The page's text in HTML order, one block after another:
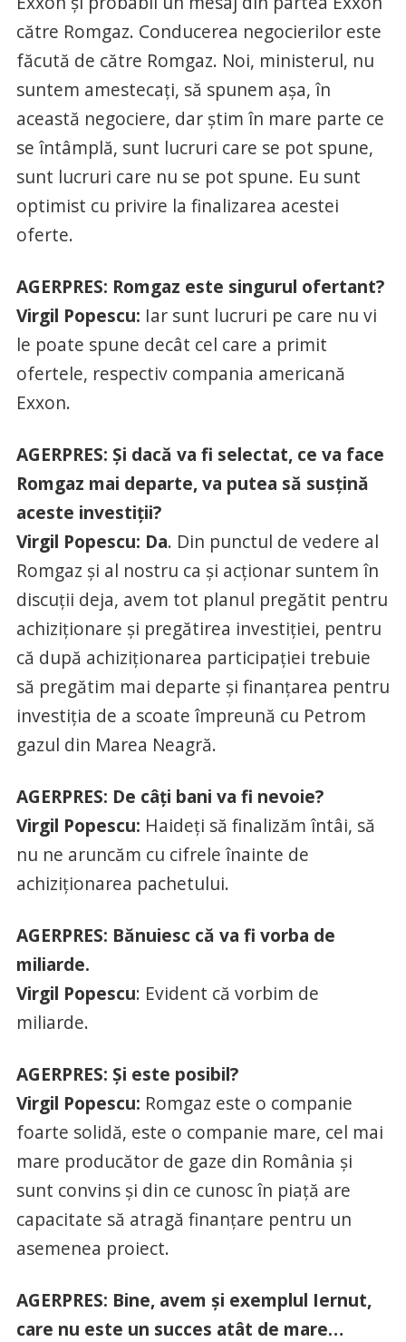
către Romgaz. Conducerea negocierilor este
făcută de către Romgaz. Noi, ministerul, nu
suntem amestecaţi, să spunem aşa, în
această negociere, dar ştim în mare parte ce
se întâmplă, sunt lucruri care se pot spune,
sunt lucruri care nu se pot spune. Eu sunt
optimist cu privire la finalizarea acestei
oferte.
AGERPRES: Romgaz este singurul ofertant?
Virgil Popescu: Iar sunt lucruri pe care nu vi
le poate spune decât cel care a primit
ofertele, respectiv compania americană
Exxon.
AGERPRES: Şi dacă va fi selectat, ce va face
Romgaz mai departe, va putea să susţină
aceste investiţii?
Virgil Popescu: Da. Din punctul de vedere al
Romgaz şi al nostru ca şi acţionar suntem în
discuţii deja, avem tot planul pregătit pentru
achiziţionare şi pregătirea investiţiei, pentru
că după achiziţionarea participaţiei trebuie
să pregătim mai departe şi finanţarea pentru
investiţia de a scoate împreună cu Petrom
gazul din Marea Neagră.
AGERPRES: De câţi bani va fi nevoie?
Virgil Popescu: Haideţi să finalizăm întâi, să
nu ne aruncăm cu cifrele înainte de
achiziţionarea pachetului.
AGERPRES: Bănuiesc că va fi vorba de
miliarde.
Virgil Popescu: Evident că vorbim de
miliarde.
AGERPRES: Şi este posibil?
Virgil Popescu: Romgaz este o companie
foarte solidă, este o companie mare, cel mai
mare producător de gaze din România şi
sunt convins şi din ce cunosc în piaţă are
capacitate să atragă finanţare pentru un
asemenea proiect.
AGERPRES: Bine, avem şi exemplul Iernut,
care nu este un succes atât de mare…